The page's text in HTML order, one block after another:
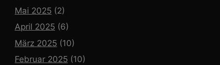
Mai 2025 (2)
April 2025 (6)
März 2025 (10)
Februar 2025 (10)